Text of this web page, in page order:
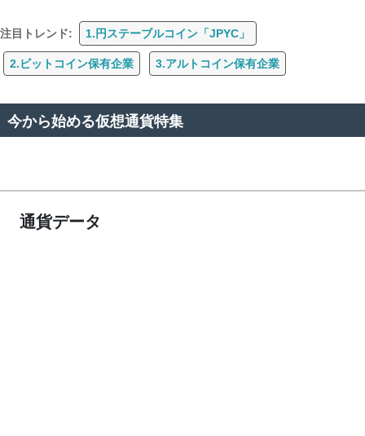
注目トレンド: 1.円ステーブルコイン「JPYC」
2.ビットコイン保有企業 3.アルトコイン保有企業
今から始める仮想通貨特集
通貨データ